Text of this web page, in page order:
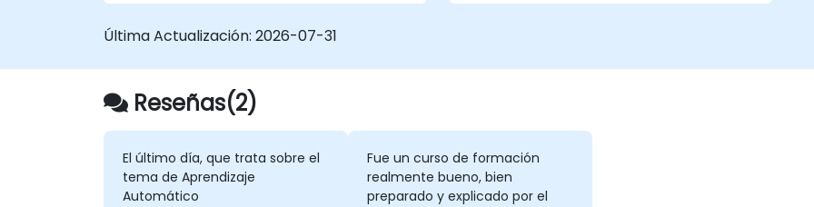
Última Actualización: 2026-07-31
Reseñas(2)
El último día, que trata sobre el
tema de Aprendizaje
Automático
Fue un curso de formación
realmente bueno, bien
preparado y explicado por el